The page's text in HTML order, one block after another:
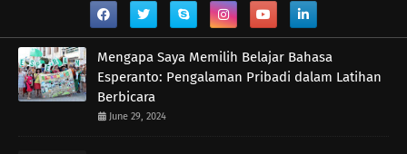
Mengapa Saya Memilih Belajar Bahasa
Esperanto: Pengalaman Pribadi dalam Latihan
Berbicara
June 29, 2024